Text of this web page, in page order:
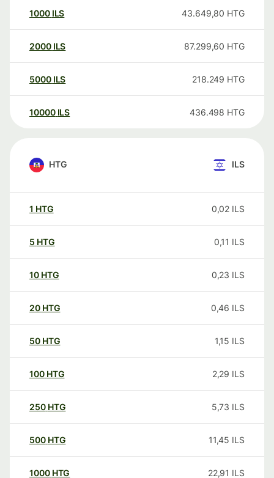
1000 ILS 43.649,80 HTG
2000 ILS 87.299,60 HTG
5000 ILS 218.249 HTG
10000 ILS 436.498 HTG
HTG ILS
1 HTG 0,02 ILS
5 HTG 0,11 ILS
10 HTG 0,23 ILS
20 HTG 0,46 ILS
50 HTG 1,15 ILS
100 HTG 2,29 ILS
250 HTG 5,73 ILS
500 HTG 11,45 ILS
1000 HTG 22,91 ILS